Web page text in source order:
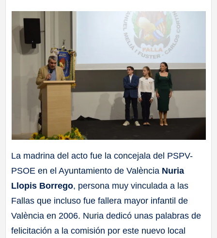
La madrina del acto fue la concejala del PSPV-
PSOE en el Ayuntamiento de València Nuria
Llopis Borrego, persona muy vinculada a las
Fallas que incluso fue fallera mayor infantil de
València en 2006. Nuria dedicó unas palabras de
felicitación a la comisión por este nuevo local